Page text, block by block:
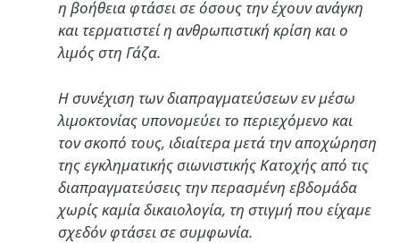
η βοήθεια φτάσει σε όσους την έχουν ανάγκη
και τερματιστεί η ανθρωπιστική κρίση και ο
λιμός στη Γάζα.
Η συνέχιση των διαπραγματεύσεων εν μέσω
λιμοκτονίας υπονομεύει το περιεχόμενο και
τον σκοπό τους, ιδιαίτερα μετά την αποχώρηση
της εγκληματικής σιωνιστικής Κατοχής από τις
διαπραγματεύσεις την περασμένη εβδομάδα
χωρίς καμία δικαιολογία, τη στιγμή που είχαμε
σχεδόν φτάσει σε συμφωνία.